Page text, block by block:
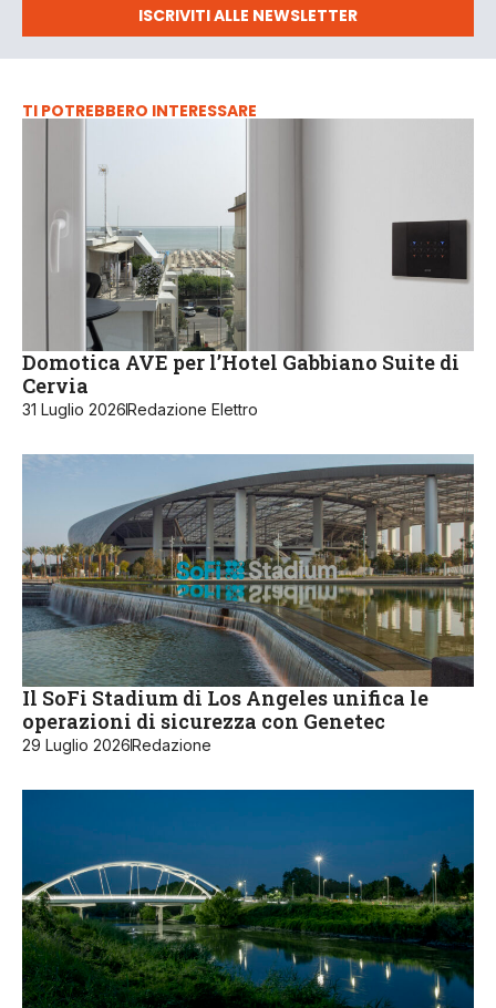
ISCRIVITI ALLE NEWSLETTER
TI POTREBBERO INTERESSARE
Domotica AVE per l’Hotel Gabbiano Suite di
Cervia
31 Luglio 2026Redazione Elettro
Il SoFi Stadium di Los Angeles unifica le
operazioni di sicurezza con Genetec
29 Luglio 2026Redazione